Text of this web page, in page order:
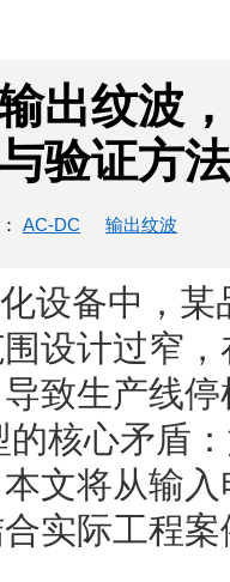
出纹波
验证方法
AC-DC 输出纹波
设备中，
设计过窄
致生产线
核心矛盾
文将从输
实际工程